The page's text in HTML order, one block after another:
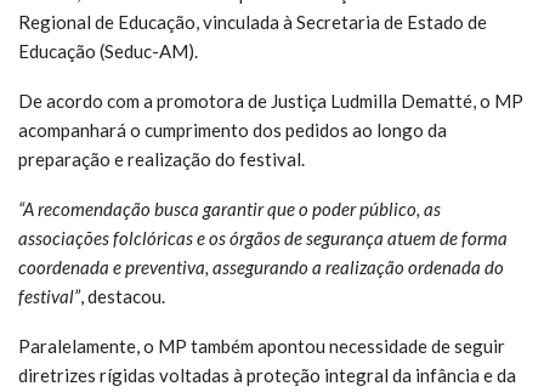
Regional de Educação, vinculada à Secretaria de Estado de
Educação (Seduc-AM).
De acordo com a promotora de Justiça Ludmilla Dematté, o MP
acompanhará o cumprimento dos pedidos ao longo da
preparação e realização do festival.
“A recomendação busca garantir que o poder público, as
associações folclóricas e os órgãos de segurança atuem de forma
coordenada e preventiva, assegurando a realização ordenada do
festival”, destacou.
Paralelamente, o MP também apontou necessidade de seguir
diretrizes rígidas voltadas à proteção integral da infância e da